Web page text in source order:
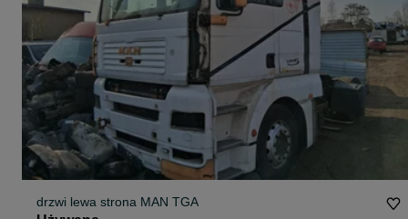
drzwi lewa strona MAN TGA